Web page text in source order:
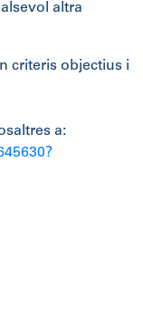
altra
criteris objectius i
a: